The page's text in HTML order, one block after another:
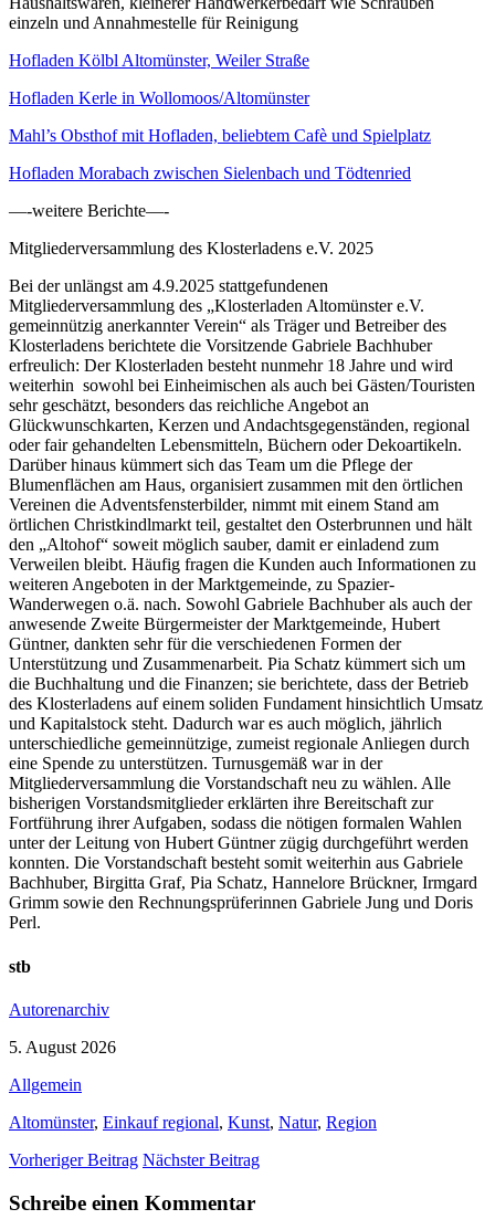
einzeln und Annahmestelle für Reinigung
Hofladen Kölbl Altomünster, Weiler Straße
Hofladen Kerle in Wollomoos/Altomünster
Mahl’s Obsthof mit Hofladen, beliebtem Cafè und Spielplatz
Hofladen Morabach zwischen Sielenbach und Tödtenried
—-weitere Berichte—-
Mitgliederversammlung des Klosterladens e.V. 2025
Bei der unlängst am 4.9.2025 stattgefundenen
Mitgliederversammlung des „Klosterladen Altomünster e.V.
gemeinnützig anerkannter Verein“ als Träger und Betreiber des
Klosterladens berichtete die Vorsitzende Gabriele Bachhuber
erfreulich: Der Klosterladen besteht nunmehr 18 Jahre und wird
weiterhin sowohl bei Einheimischen als auch bei Gästen/Touristen
sehr geschätzt, besonders das reichliche Angebot an
Glückwunschkarten, Kerzen und Andachtsgegenständen, regional
oder fair gehandelten Lebensmitteln, Büchern oder Dekoartikeln.
Darüber hinaus kümmert sich das Team um die Pflege der
Blumenflächen am Haus, organisiert zusammen mit den örtlichen
Vereinen die Adventsfensterbilder, nimmt mit einem Stand am
örtlichen Christkindlmarkt teil, gestaltet den Osterbrunnen und hält
den „Altohof“ soweit möglich sauber, damit er einladend zum
Verweilen bleibt. Häufig fragen die Kunden auch Informationen zu
weiteren Angeboten in der Marktgemeinde, zu Spazier-
Wanderwegen o.ä. nach. Sowohl Gabriele Bachhuber als auch der
anwesende Zweite Bürgermeister der Marktgemeinde, Hubert
Güntner, dankten sehr für die verschiedenen Formen der
Unterstützung und Zusammenarbeit. Pia Schatz kümmert sich um
die Buchhaltung und die Finanzen; sie berichtete, dass der Betrieb
des Klosterladens auf einem soliden Fundament hinsichtlich Umsatz
und Kapitalstock steht. Dadurch war es auch möglich, jährlich
unterschiedliche gemeinnützige, zumeist regionale Anliegen durch
eine Spende zu unterstützen. Turnusgemäß war in der
Mitgliederversammlung die Vorstandschaft neu zu wählen. Alle
bisherigen Vorstandsmitglieder erklärten ihre Bereitschaft zur
Fortführung ihrer Aufgaben, sodass die nötigen formalen Wahlen
unter der Leitung von Hubert Güntner zügig durchgeführt werden
konnten. Die Vorstandschaft besteht somit weiterhin aus Gabriele
Bachhuber, Birgitta Graf, Pia Schatz, Hannelore Brückner, Irmgard
Grimm sowie den Rechnungsprüferinnen Gabriele Jung und Doris
Perl.
stb
Autorenarchiv
5. August 2026
Allgemein
Altomünster, Einkauf regional, Kunst, Natur, Region
Vorheriger Beitrag Nächster Beitrag
Schreibe einen Kommentar